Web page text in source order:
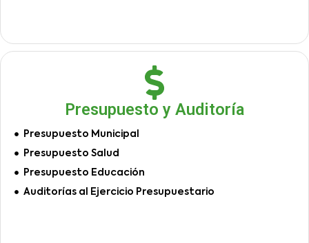
Presupuesto y Auditoría
Presupuesto Municipal
Presupuesto Salud
Presupuesto Educación
Auditorías al Ejercicio Presupuestario